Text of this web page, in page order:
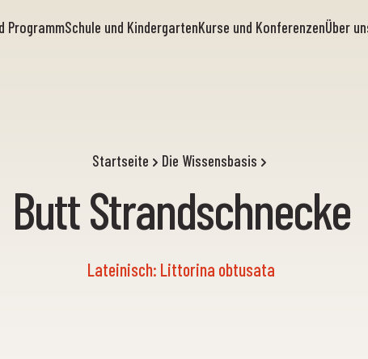
ProgrammSchule und KindergartenKurse und KonferenzenÜber
Startseite Die Wissensbasis
Butt Strandschnecke
Lateinisch: Littorina obtusata